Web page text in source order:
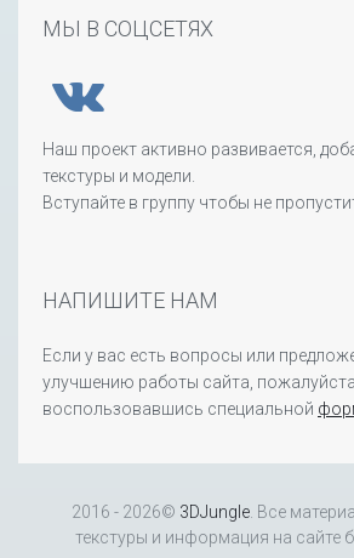
МЫ В СОЦСЕТЯХ
Наш проект активно развивается,
текстуры и модели.
Вступайте в группу чтобы не
НАПИШИТЕ НАМ
Если у вас есть вопросы или
улучшению работы сайта,
воспользовавшись специальной
2016 - 2026© 3DJungle. Все
текстуры и информация на сайте